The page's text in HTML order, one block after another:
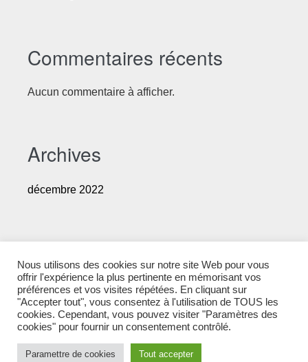
Commentaires récents
Aucun commentaire à afficher.
Archives
décembre 2022
Catégories
Les fêtes au Gîte les Cerfs
Nous utilisons des cookies sur notre site Web pour vous
offrir l'expérience la plus pertinente en mémorisant vos
préférences et vos visites répétées. En cliquant sur
"Accepter tout", vous consentez à l'utilisation de TOUS les
cookies. Cependant, vous pouvez visiter "Paramètres des
cookies" pour fournir un consentement contrôlé.
Paramettre de cookies Tout accepter